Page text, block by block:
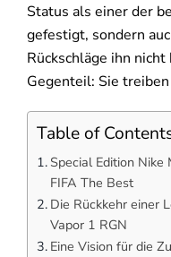
Status als einer der
gefestigt, sondern
Rückschläge ihn
Gegenteil: Sie
Table of
Special Edition
FIFA The Best
Die Rückkehr einer
Vapor 1 RGN
Eine Vision für die